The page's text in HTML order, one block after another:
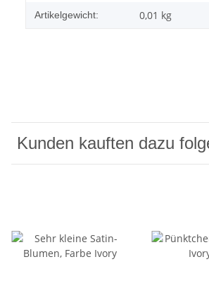
Artikelgewicht: 0,01 kg
Kunden kauften dazu